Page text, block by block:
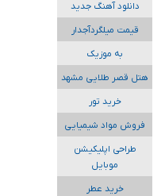
دانلود آهنگ جدید
قیمت میلگردآجدار
به موزیک
هتل قصر طلایی مشهد
خرید تور
فروش مواد شیمیایی
طراحی اپلیکیشن
موبایل
خرید عطر